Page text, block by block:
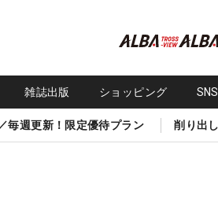
雑誌出版 ショッピング
毎週更新！限定優待プラン 削り出